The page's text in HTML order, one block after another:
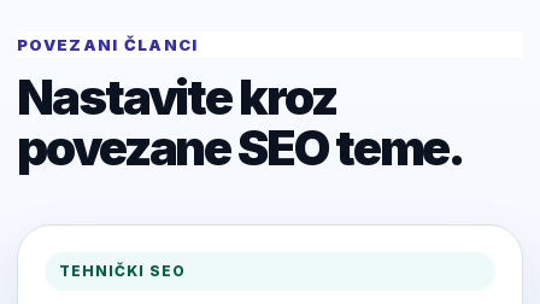
POVEZANI ČLANCI
Nastavite kroz
povezane SEO teme.
TEHNIČKI SEO